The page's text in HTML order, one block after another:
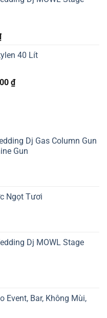
Giá
tại
500.000 ₫.
40 Lít
₫Giá
Dj Gas Column Gun
Gun
Ngọt Tươi
Dj MOWL Stage
Event, Bar, Không Mùi,